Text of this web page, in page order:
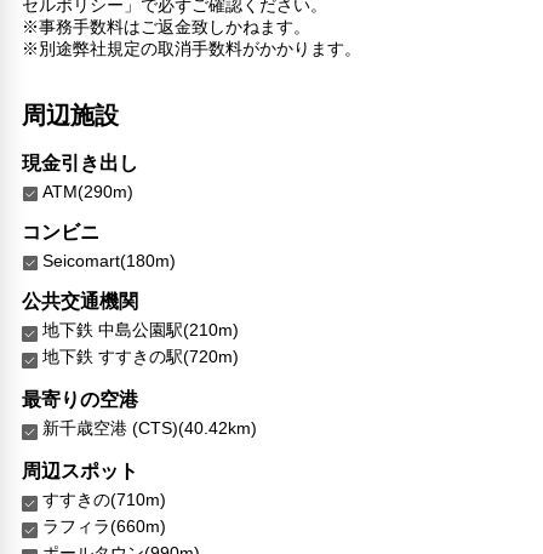
セルポリシー」で必ずご確認ください。
※事務手数料はご返金致しかねます。
※別途弊社規定の取消手数料がかかります。
周辺施設
現金引き出し
ATM(290m)
コンビニ
Seicomart(180m)
公共交通機関
地下鉄 中島公園駅(210m)
地下鉄 すすきの駅(720m)
最寄りの空港
新千歳空港 (CTS)(40.42km)
周辺スポット
すすきの(710m)
ラフィラ(660m)